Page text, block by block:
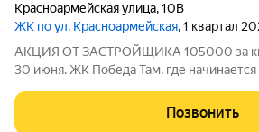
Красноармейская улица,10В
ЖК по ул. Красноармейская, 1 квартал
АКЦИЯ ОТ ЗАСТРОЙЩИКА 105000 за
30 июня. ЖК Победа Там, где начинается
современный 5-этажный кирпичный дом
созданный в формате уютного
Позвонить